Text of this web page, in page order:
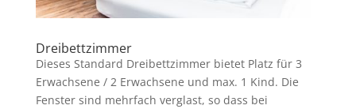
Dreibettzimmer
Dieses Standard Dreibettzimmer bietet Platz für 3
Erwachsene / 2 Erwachsene und max. 1 Kind. Die
Fenster sind mehrfach verglast, so dass bei